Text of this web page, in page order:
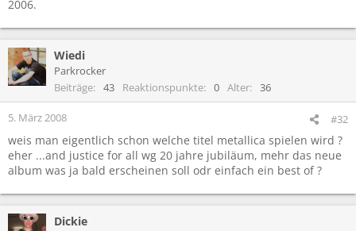
2006.
Wiedi
Parkrocker
Beiträge
43 Reaktionspunkte 0 Alter 36
5. März 2008 #32
weis man eigentlich schon welche titel metallica spielen wird ?
eher ...and justice for all wg 20 jahre jubiläum, mehr das neue
album was ja bald erscheinen soll odr einfach ein best of ?
Dickie